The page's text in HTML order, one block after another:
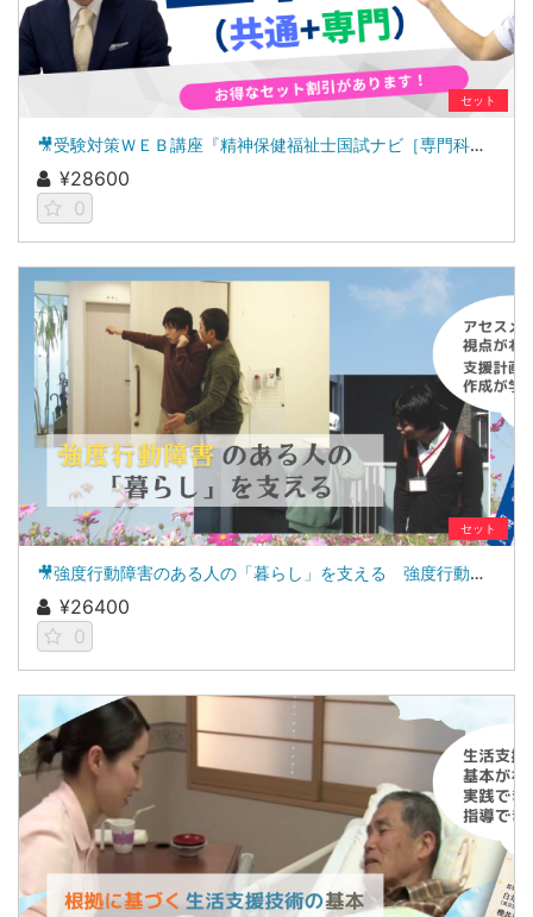
セット
🎥受験対策ＷＥＢ講座『精神保健福祉士国試ナビ［専門科目］２０２７』＆「科目別の重要ポイントがわかる！社会福祉士合格講座２０２７［共通科目］」
¥28600
0
セット
🎥強度行動障害のある人の「暮らし」を支える 強度行動障害支援者養成研修［基礎研修・実践研修］教材
¥26400
0